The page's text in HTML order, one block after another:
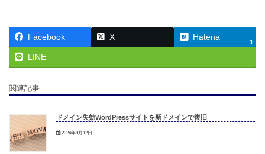
Facebook X Hatena
1
LINE
関連記事
ドメイン失効WordPressサイトを新ドメインで復旧
2024年9月12日